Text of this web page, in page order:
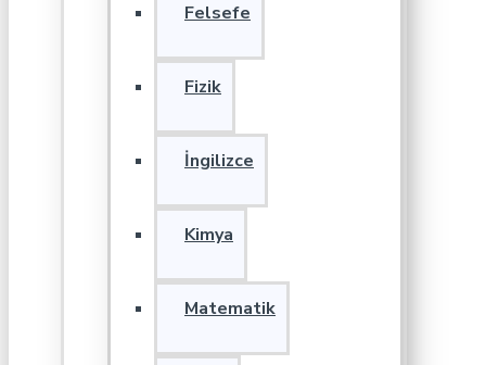
Felsefe
Fizik
İngilizce
Kimya
Matematik